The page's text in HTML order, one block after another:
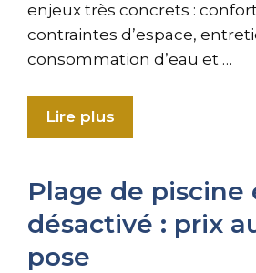
enjeux très concrets :
contraintes d’espace,
consommation d’eau et …
Lire plus
Plage de piscine
désactivé : prix
pose